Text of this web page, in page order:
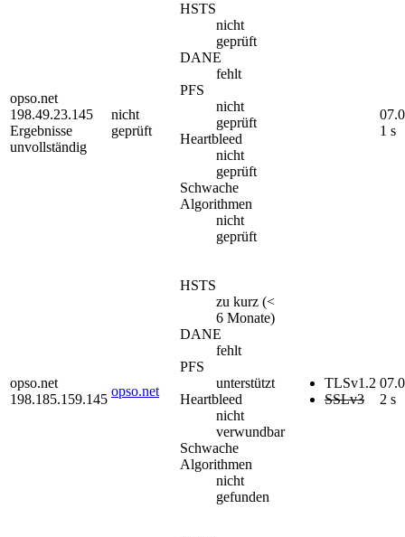
opso.net
198.49.23.145
Ergebnisse
unvollständig
nicht
geprüft
HSTS
nicht
geprüft
DANE
fehlt
PFS
nicht
geprüft
Heartbleed
nicht
geprüft
Schwache
Algorithmen
nicht
geprüft
1 s
opso.net
198.185.159.145
opso.net
HSTS
zu kurz (<
6 Monate)
DANE
fehlt
PFS
unterstützt
Heartbleed
nicht
verwundbar
Schwache
Algorithmen
nicht
gefunden
TLSv1.2
SSLv3
2 s